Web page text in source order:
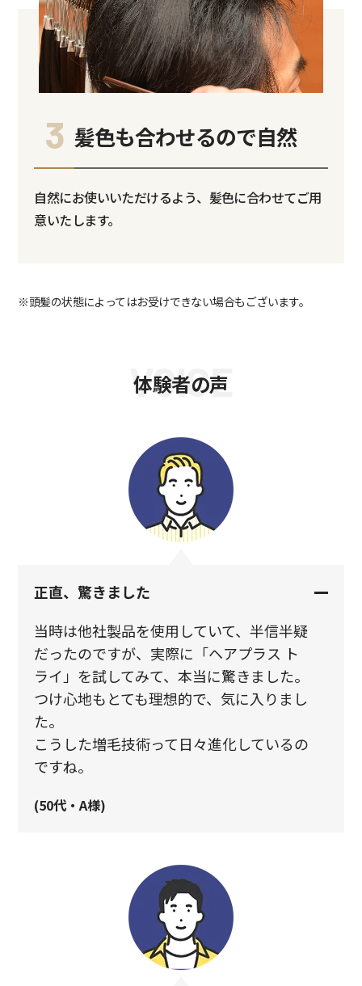
3 髪色も合わせるので自然
自然にお使いいただけるよう、髪色に合わせてご用
意いたします。
※頭髪の状態によってはお受けできない場合もございます。
VOICE
体験者の声
正直、驚きました
当時は他社製品を使用していて、半信半疑
だったのですが、実際に「ヘアプラス ト
ライ」を試してみて、本当に驚きました。
つけ心地もとても理想的で、気に入りまし
た。
こうした増毛技術って日々進化しているの
ですね。
(50代・A様)